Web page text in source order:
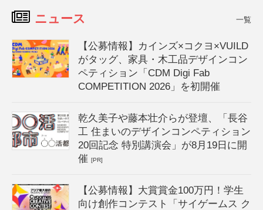
ニュース 一覧
【公募情報】カインズ×コクヨ×VUILD
がタッグ、家具・木工品デザインコン
ペティション「CDM Digi Fab
COMPETITION 2026」を初開催
乾久美子や藤本壮介らが登壇、「長谷
工 住まいのデザインコンペティション
20回記念 特別講演会」が8月19日に開
催[PR]
【公募情報】大賞賞金100万円！学生
向け創作コンテスト「サイゲームス ク